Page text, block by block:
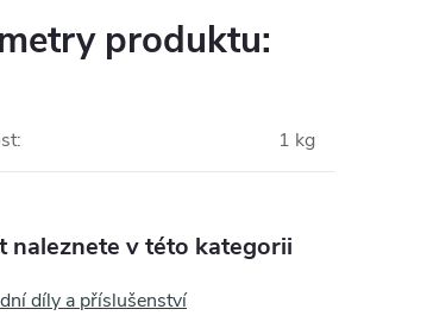
produktu:
: 1 kg
naleznete v této kategorii
díly a příslušenství